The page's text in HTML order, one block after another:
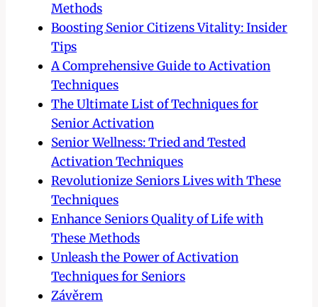
Methods
Boosting Senior Citizens Vitality: Insider
Tips
A Comprehensive Guide to Activation
Techniques
The Ultimate List of Techniques for
Senior Activation
Senior Wellness: Tried and Tested
Activation Techniques
Revolutionize Seniors Lives with These
Techniques
Enhance Seniors Quality of Life with
These Methods
Unleash the Power of Activation
Techniques for Seniors
Závěrem